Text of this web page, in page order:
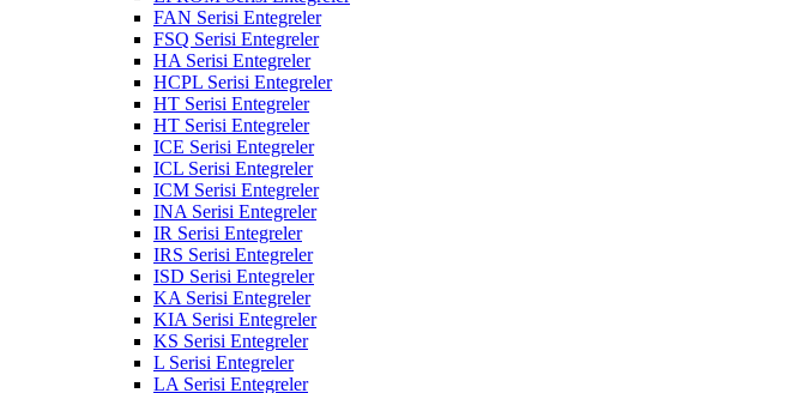
FAN Serisi Entegreler
FSQ Serisi Entegreler
HA Serisi Entegreler
HCPL Serisi Entegreler
HT Serisi Entegreler
HT Serisi Entegreler
ICE Serisi Entegreler
ICL Serisi Entegreler
ICM Serisi Entegreler
INA Serisi Entegreler
IR Serisi Entegreler
IRS Serisi Entegreler
ISD Serisi Entegreler
KA Serisi Entegreler
KIA Serisi Entegreler
KS Serisi Entegreler
L Serisi Entegreler
LA Serisi Entegreler